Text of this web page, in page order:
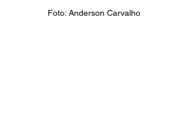
Foto: Anderson Carvalho